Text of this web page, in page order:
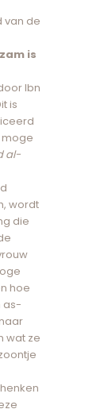
van de
is
Ibn
is
al-
wordt
die
hoe
as-
wat ze